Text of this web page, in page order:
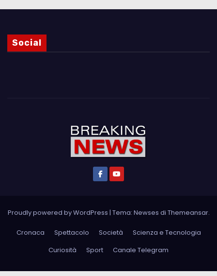
Social
Proudly powered by WordPress | Tema: Newses di Themeansar.
Cronaca Spettacolo Società
Scienza e Tecnologia
Curiosità
Sport Canale Telegram